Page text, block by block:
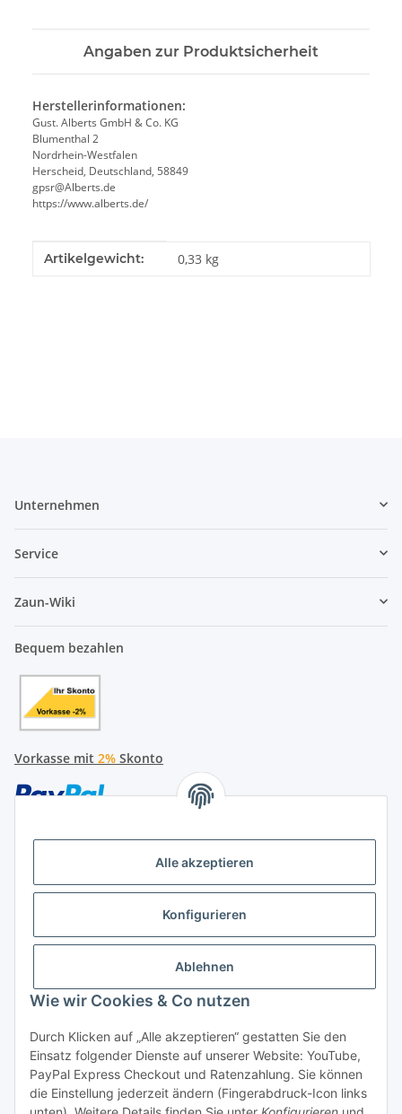
Alle akzeptieren
Konfigurieren
Ablehnen
Wie wir Cookies & Co nutzen
Durch Klicken auf „Alle akzeptieren“ gestatten Sie den
Einsatz folgender Dienste auf unserer Website: YouTube,
PayPal Express Checkout und Ratenzahlung. Sie können
die Einstellung jederzeit ändern (Fingerabdruck-Icon links
Angaben zur Produktsicherheit
Herstellerinformationen:
Gust. Alberts GmbH & Co. KG
Blumenthal 2
Nordrhein-Westfalen
Herscheid, Deutschland, 58849
gpsr@Alberts.de
https://www.alberts.de/
Produkteigenschaft
Wert
Artikelgewicht: 0,33 kg
Unternehmen
Service
Zaun-Wiki
Bequem bezahlen
Vorkasse mit 2% Skonto
Später bezahlen
Ratenzahlung
Hersteller
Vertrag widerrufen